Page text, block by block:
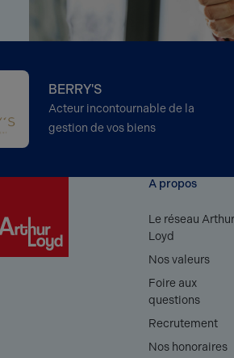
BERRY'S
Acteur incontournable de la
gestion de vos biens
A propos
Le réseau Arthur
Loyd
Nos valeurs
Foire aux
questions
Recrutement
Nos honoraires